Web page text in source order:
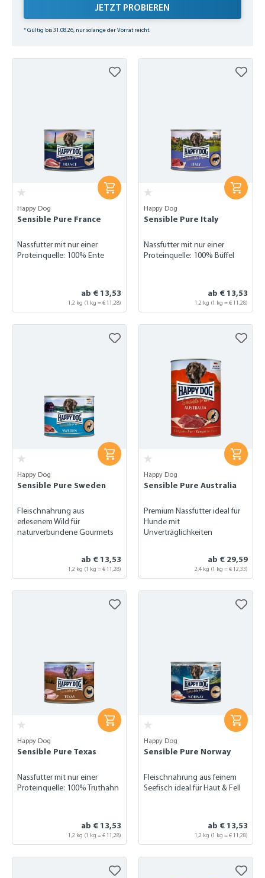
JETZT PROBIEREN
* Gültig bis 31.08.26, nur solange der Vorrat reicht.
Happy Dog
Sensible Pure France
Nassfutter mit nur einer
Proteinquelle: 100% Ente
ab € 13,53
1,2 kg (1 kg = € 11,28)
Happy Dog
Sensible Pure Italy
Nassfutter mit nur einer
Proteinquelle: 100% Büffel
ab € 13,53
1,2 kg (1 kg = € 11,28)
Happy Dog
Sensible Pure Sweden
Fleischnahrung aus
erlesenem Wild für
naturverbundene Gourmets
ab € 13,53
1,2 kg (1 kg = € 11,28)
Happy Dog
Sensible Pure Australia
Premium Nassfutter ideal für
Hunde mit
Unverträglichkeiten
ab € 29,59
2,4 kg (1 kg = € 12,33)
Happy Dog
Sensible Pure Texas
Nassfutter mit nur einer
Proteinquelle: 100% Truthahn
ab € 13,53
1,2 kg (1 kg = € 11,28)
Happy Dog
Sensible Pure Norway
Fleischnahrung aus feinem
Seefisch ideal für Haut & Fell
ab € 13,53
1,2 kg (1 kg = € 11,28)